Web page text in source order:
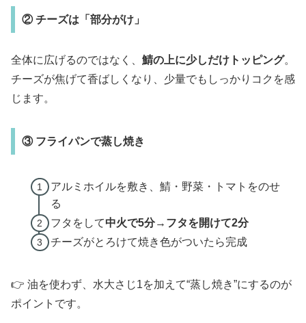
② チーズは「部分がけ」
全体に広げるのではなく、 鯖の上に少しだけトッピング。
チーズが焦げて香ばしくなり、少量でもしっかりコクを感
じます。
③ フライパンで蒸し焼き
アルミホイルを敷き、鯖・野菜・トマトをのせ
る
フタをして中火で5分→フタを開けて2分
チーズがとろけて焼き色がついたら完成
👉 油を使わず、水大さじ1を加えて“蒸し焼き”にするのが
ポイントです。